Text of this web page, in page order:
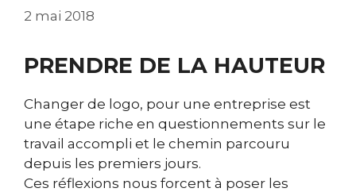
2 mai 2018
PRENDRE DE LA HAUTEUR
Changer de logo, pour une entreprise est
une étape riche en questionnements sur le
travail accompli et le chemin parcouru
depuis les premiers jours.
Ces réflexions nous forcent à poser les